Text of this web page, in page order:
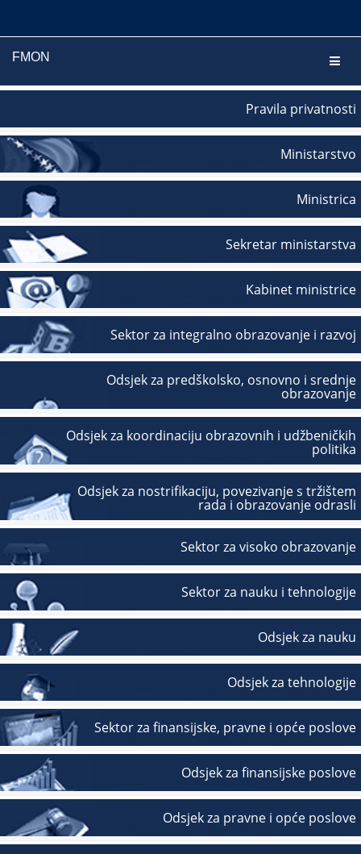
FMON
Pravila privatnosti
Ministarstvo
Ministrica
Sekretar ministarstva
Kabinet ministrice
Sektor za integralno obrazovanje i razvoj
Odsjek za predškolsko, osnovno i srednje
obrazovanje
Odsjek za koordinaciju obrazovnih i udžbeničkih
politika
Odsjek za nostrifikaciju, povezivanje s tržištem
rada i obrazovanje odrasli
Sektor za visoko obrazovanje
Sektor za nauku i tehnologije
Odsjek za nauku
Odsjek za tehnologije
Sektor za finansijske, pravne i opće poslove
Odsjek za finansijske poslove
Odsjek za pravne i opće poslove